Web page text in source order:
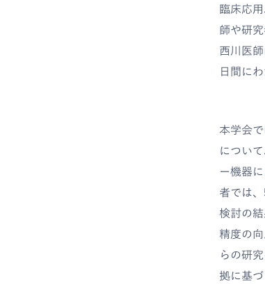
臨床応
師や研
西川医
日間に
本学会
につい
ー機器
者では
検討の
精度の
らの研
拠に基